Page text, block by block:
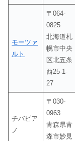
モーツァ
ルト
〒064-
0825
北海道札
幌市中央
区北五条
西25-1-
27
チバピア
ノ
〒030-
0963
青森県青
森市妙見